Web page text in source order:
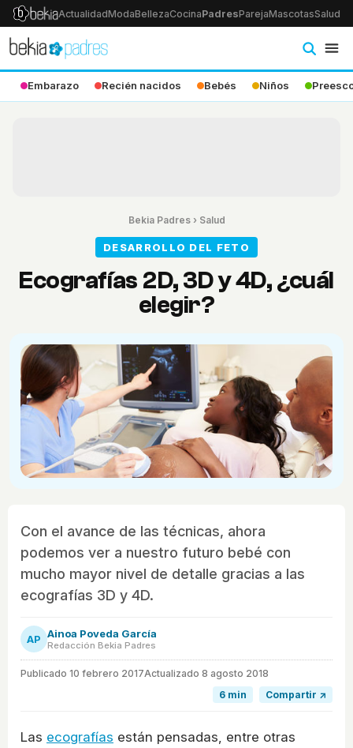
ActualidadModaBellezaCocinaPadresParejaMascotasSalud
Embarazo Recién nacidos Bebés Niños
Bekia Padres› Salud
DESARROLLO DEL FETO
Ecografías 2D, 3D y 4D, ¿cuál
elegir?
Con el avance de las técnicas, ahora
podemos ver a nuestro futuro bebé con
mucho mayor nivel de detalle gracias a las
ecografías 3D y 4D.
AP Ainoa Poveda García
Redacción Bekia Padres
Publicado 10 febrero 2017Actualizado 8 agosto 2018
6 min
Compartir ↗
Las ecografías están pensadas, entre otras